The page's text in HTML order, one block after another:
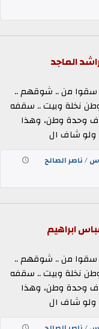
الماجد
سقوا من .. شوقهم ..
نخلة وبيت .. سقفه
وحدة وطن، وهذا
ولو شاف ال
/ ناصر الصالح
ابراهيم
سقوا من .. شوقهم ..
نخلة وبيت .. سقفه
وحدة وطن، وهذا
ولو شاف ال